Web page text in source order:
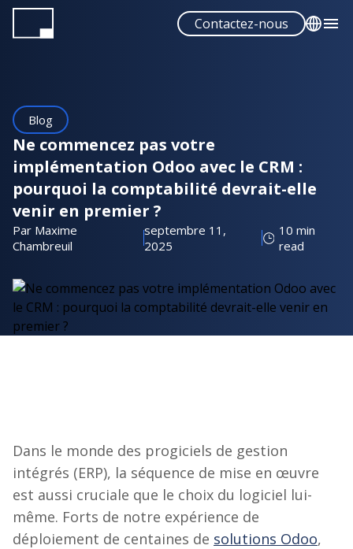
Aller
Contactez-nous
Portuguese
Blog
Ne commencez pas votre
implémentation Odoo avec le CRM :
pourquoi la comptabilité devrait-elle
venir en premier ?
Par Maxime
Chambreuil
septembre 11,
2025
10 min
read
Dans le monde des progiciels de gestion
intégrés (ERP), la séquence de mise en œuvre
est aussi cruciale que le choix du logiciel lui-
même. Forts de notre expérience de
déploiement de centaines de solutions Odoo,